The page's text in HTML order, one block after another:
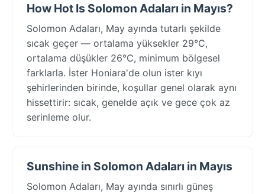
How Hot Is Solomon Adaları in Mayıs?
Solomon Adaları, May ayında tutarlı şekilde
sıcak geçer — ortalama yüksekler 29°C,
ortalama düşükler 26°C, minimum bölgesel
farklarla. İster Honiara'de olun ister kıyı
şehirlerinden birinde, koşullar genel olarak aynı
hissettirir: sıcak, genelde açık ve gece çok az
serinleme olur.
Sunshine in Solomon Adaları in Mayıs
Solomon Adaları, May ayında sınırlı güneş